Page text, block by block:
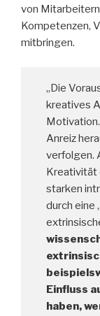
von
Kompetenzen,
mitbringen.
„Die
kreatives
Anreiz
verfolgen.
Kreativität
starken
durch eine
Einfluss
haben,